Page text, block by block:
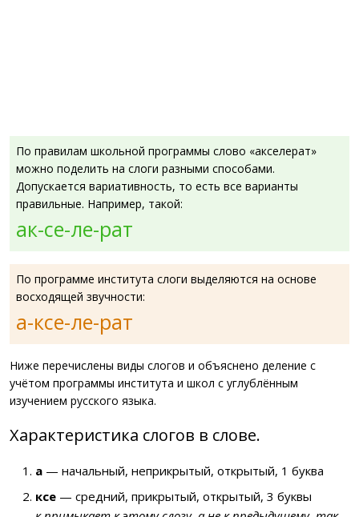
По правилам школьной программы слово «акселерат»
можно поделить на слоги разными способами.
Допускается вариативность, то есть все варианты
правильные. Например, такой:
ак-се-ле-рат
По программе института слоги выделяются на основе
восходящей звучности:
а-ксе-ле-рат
Ниже перечислены виды слогов и объяснено деление с
учётом программы института и школ с углублённым
изучением русского языка.
Характеристика слогов в слове.
а — начальный, неприкрытый, открытый, 1 буква
ксе — средний, прикрытый, открытый, 3 буквы